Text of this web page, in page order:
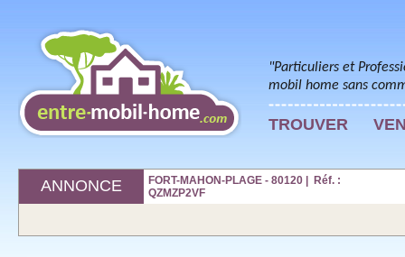
"Particuliers et
mobil home sans
TROUVER
ANNONCE
FORT-MAHON-PLAGE - 80120 | Réf. :
QZMZP2VF